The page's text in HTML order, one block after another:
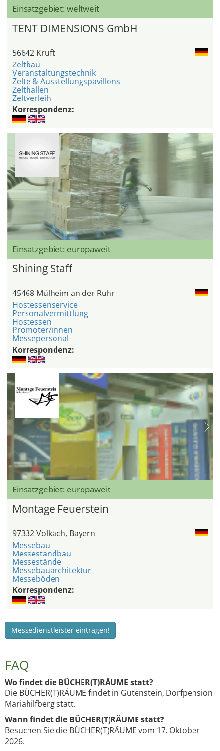
Einsatzgebiet: weltweit
TENT DIMENSIONS GmbH
56642 Kruft
Zeltbau
Veranstaltungstechnik
Zelte & Ausstellungspavillons
Zelthallen
Zeltverleih
Korrespondenz:
Einsatzgebiet: europaweit
Shining Staff
45468 Mülheim an der Ruhr
Hostessenservice
Personalvermittlung
Hostessen
Promoter/innen
Messepersonal
Korrespondenz:
Einsatzgebiet: europaweit
Montage Feuerstein
97332 Volkach, Bayern
Messebau
Messestandbau
Messestände
Messebauarchitektur
Messeböden
Korrespondenz:
Messedienstleister eintragen!
FAQ
Wo findet die BÜCHER(T)RÄUME statt?
Die BÜCHER(T)RÄUME findet in Gutenstein, Dorfpension
Mariahilfberg statt.
Wann findet die BÜCHER(T)RÄUME statt?
Besuchen Sie die BÜCHER(T)RÄUME vom 17. Oktober
2026.